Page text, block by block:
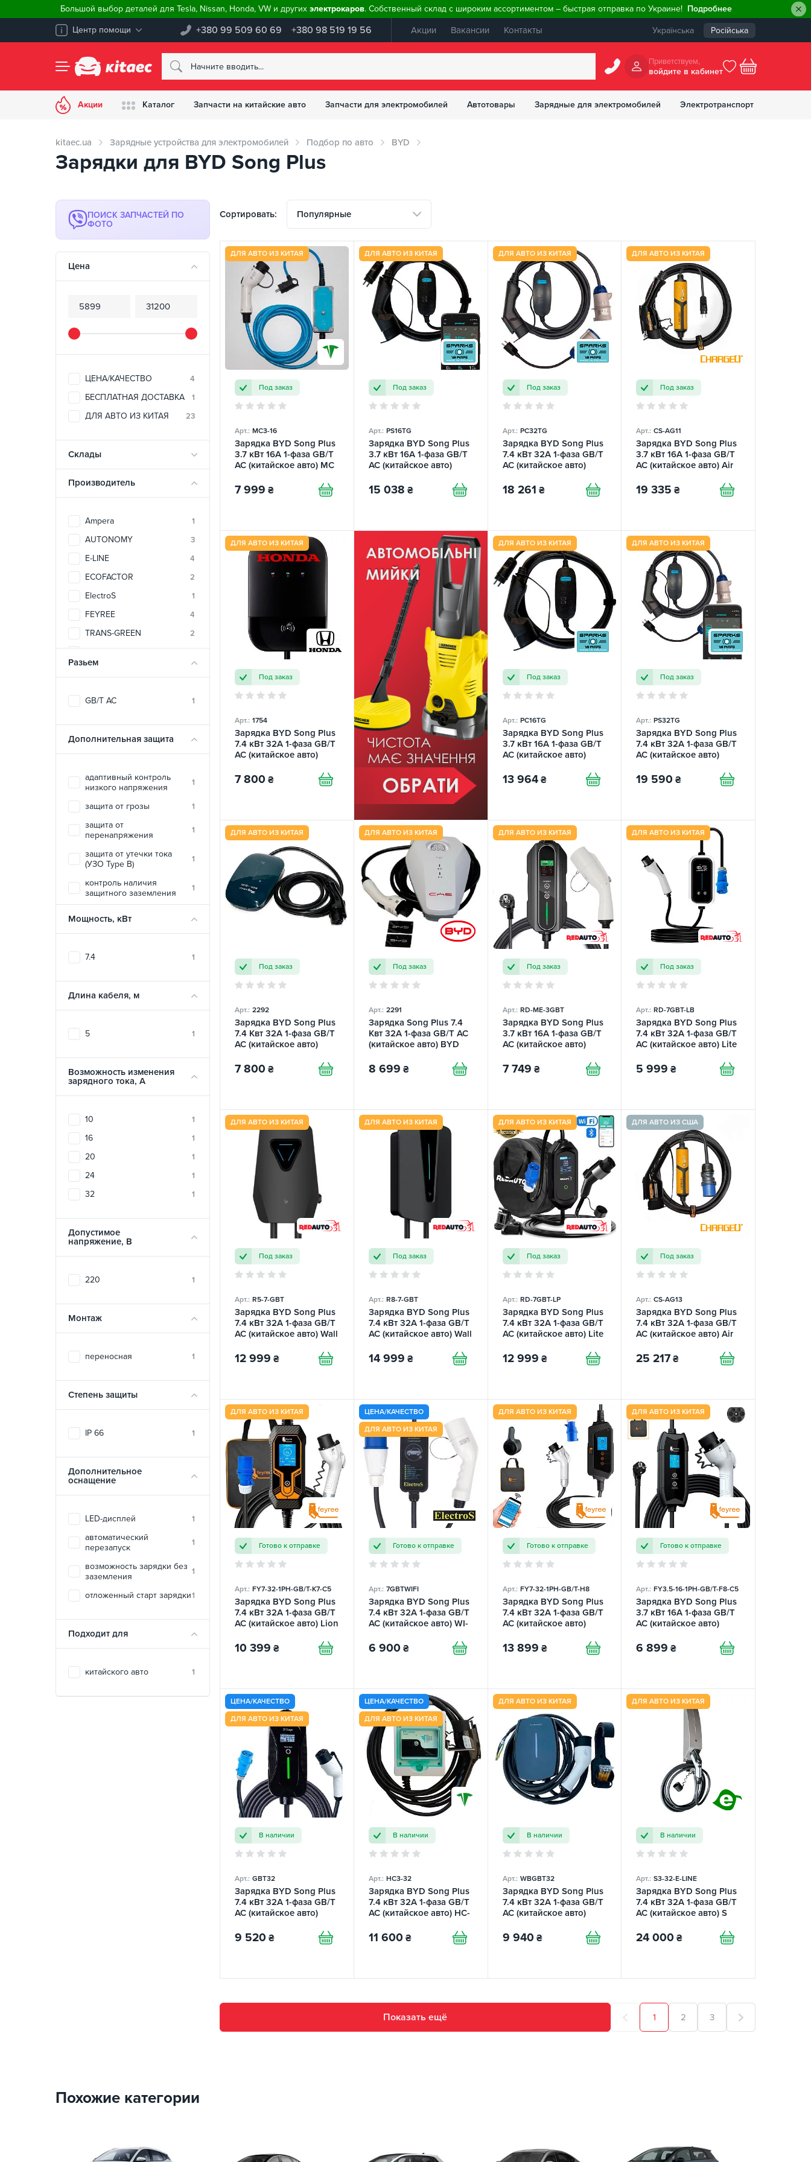
Большой выбор деталей для Tesla, Nissan, Honda, VW и других электрокаров. Собственный склад с широким ассортиментом – быстрая отправка по Украине! Подробнее
Центр помощи +380 99 509 60 69 +380 98 519 19 56 Акции Вакансии Контакты Українська Російська
Приветствуем,
войдите в кабинет
Акции Каталог Запчасти на китайские авто Запчасти для электромобилей Автотовары Зарядные для электромобилей Электротранспорт
kitaec.ua Зарядные устройства для электромобилей Подбор по авто BYD
Зарядки для BYD Song Plus
ПОИСК ЗАПЧАСТЕЙ ПО
ФОТО
Цена
ЦЕНА/КАЧЕСТВО 4
БЕСПЛАТНАЯ ДОСТАВКА 1
ДЛЯ АВТО ИЗ КИТАЯ 23
Склады
Производитель
Ampera 1
AUTONOMY 3
E-LINE 4
ECOFACTOR 2
ElectroS 1
FEYREE 4
TRANS-GREEN 2
UACHARGER 2
Разьем
GB/T AC 1
Дополнительная защита
адаптивный контроль
низкого напряжения
1
защита от грозы 1
защита от
перенапряжения
1
защита от утечки тока
(УЗО Type B)
1
контроль наличия
защитного заземления
1
1
температурная защита
защита
1
Мощность, кВт
7.4 1
Длина кабеля, м
5 1
Возможность изменения
зарядного тока, A
10 1
16 1
20 1
24 1
32 1
Допустимое
напряжение, В
220 1
Монтаж
переносная 1
Степень защиты
IP 66 1
Дополнительное
оснащение
LED-дисплей 1
автоматический
перезапуск
1
возможность зарядки без
заземления
1
отложенный старт зарядки1
Подходит для
китайского авто 1
Сортировать: Популярные
ДЛЯ АВТО ИЗ КИТАЯ
Под заказ
Арт.: MC3-16
Зарядка BYD Song Plus
3.7 кВт 16А 1-фаза GB/T
AC (китайское авто) MC
7 999 ₴
ДЛЯ АВТО ИЗ КИТАЯ
Под заказ
Арт.: PS16TG
Зарядка BYD Song Plus
3.7 кВт 16А 1-фаза GB/T
AC (китайское авто)
15 038 ₴
ДЛЯ АВТО ИЗ КИТАЯ
Под заказ
Арт.: PC32TG
Зарядка BYD Song Plus
7.4 кВт 32А 1-фаза GB/T
AC (китайское авто)
SPARKS
18 261 ₴
ДЛЯ АВТО ИЗ КИТАЯ
Под заказ
Арт.: CS-AG11
Зарядка BYD Song Plus
3.7 кВт 16A 1-фаза GB/T
AC (китайское авто) Air
19 335 ₴
ДЛЯ АВТО ИЗ КИТАЯ
Под заказ
Арт.: 1754
Зарядка BYD Song Plus
7.4 кВт 32A 1-фаза GB/T
AC (китайское авто)
7 800 ₴
ДЛЯ АВТО ИЗ КИТАЯ
Под заказ
Арт.: PC16TG
Зарядка BYD Song Plus
3.7 кВт 16А 1-фаза GB/T
AC (китайское авто)
SPARKS
13 964 ₴
ДЛЯ АВТО ИЗ КИТАЯ
Под заказ
Арт.: PS32TG
Зарядка BYD Song Plus
7.4 кВт 32А 1-фаза GB/T
AC (китайское авто)
19 590 ₴
ДЛЯ АВТО ИЗ КИТАЯ
Под заказ
Арт.: 2292
Зарядка BYD Song Plus
7.4 Квт 32А 1-фаза GB/T
AC (китайское авто)
7 800 ₴
ДЛЯ АВТО ИЗ КИТАЯ
Под заказ
Арт.: 2291
Зарядка Song Plus 7.4
Квт 32А 1-фаза GB/T AC
(китайское авто) BYD
8 699 ₴
ДЛЯ АВТО ИЗ КИТАЯ
Под заказ
Арт.: RD-ME-3GBT
Зарядка BYD Song Plus
3.7 кВт 16А 1-фаза GB/T
AC (китайское авто)
7 749 ₴
ДЛЯ АВТО ИЗ КИТАЯ
Под заказ
Арт.: RD-7GBT-LB
Зарядка BYD Song Plus
7.4 кВт 32А 1-фаза GB/T
AC (китайское авто) Lite
5 999 ₴
ДЛЯ АВТО ИЗ КИТАЯ
Под заказ
Арт.: R5-7-GBT
Зарядка BYD Song Plus
7.4 кВт 32А 1-фаза GB/T
AC (китайское авто) Wall
12 999 ₴
ДЛЯ АВТО ИЗ КИТАЯ
Под заказ
Арт.: R8-7-GBT
Зарядка BYD Song Plus
7.4 кВт 32А 1-фаза GB/T
AC (китайское авто) Wall
14 999 ₴
ДЛЯ АВТО ИЗ КИТАЯ
Под заказ
Арт.: RD-7GBT-LP
Зарядка BYD Song Plus
7.4 кВт 32А 1-фаза GB/T
AC (китайское авто) Lite
12 999 ₴
ДЛЯ АВТО ИЗ США
Под заказ
Арт.: CS-AG13
Зарядка BYD Song Plus
7.4 кВт 32A 1-фаза GB/T
AC (китайское авто) Air
25 217 ₴
ДЛЯ АВТО ИЗ КИТАЯ
Готово к отправке
Арт.: FY7-32-1PH-GB/T-K7-C5
Зарядка BYD Song Plus
7.4 кВт 32А 1-фаза GB/T
AC (китайское авто) Lion
10 399 ₴
ЦЕНА/КАЧЕСТВО
ДЛЯ АВТО ИЗ КИТАЯ
Готово к отправке
Арт.: 7GBTWIFI
Зарядка BYD Song Plus
7.4 кВт 32A 1-фаза GB/T
AC (китайское авто) WI-
6 900 ₴
ДЛЯ АВТО ИЗ КИТАЯ
Готово к отправке
Арт.: FY7-32-1PH-GB/T-H8
Зарядка BYD Song Plus
7.4 кВт 32А 1-фаза GB/T
AC (китайское авто)
13 899 ₴
ДЛЯ АВТО ИЗ КИТАЯ
Готово к отправке
Арт.: FY3.5-16-1PH-GB/T-F8-C5
Зарядка BYD Song Plus
3.7 кВт 16А 1-фаза GB/T
AC (китайское авто)
6 899 ₴
ЦЕНА/КАЧЕСТВО
ДЛЯ АВТО ИЗ КИТАЯ
В наличии
Арт.: GBT32
Зарядка BYD Song Plus
7.4 кВт 32А 1-фаза GB/T
AC (китайское авто)
9 520 ₴
ЦЕНА/КАЧЕСТВО
ДЛЯ АВТО ИЗ КИТАЯ
В наличии
Арт.: НC3-32
Зарядка BYD Song Plus
7.4 кВт 32A 1-фаза GB/T
AC (китайское авто) HC-
11 600 ₴
ДЛЯ АВТО ИЗ КИТАЯ
В наличии
Арт.: WBGBT32
Зарядка BYD Song Plus
7.4 кВт 32А 1-фаза GB/T
AC (китайское авто)
9 940 ₴
ДЛЯ АВТО ИЗ КИТАЯ
В наличии
Арт.: S3-32-E-LINE
Зарядка BYD Song Plus
7.4 кВт 32A 1-фаза GB/T
AC (китайское авто) S
24 000 ₴
Показать ещё 1 2 3
Похожие категории